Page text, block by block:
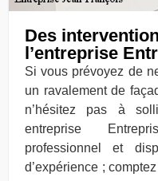
Des
l’entreprise
Si vous prévoyez de
un ravalement de
n’hésitez pas à
entreprise
professionnel et
d’expérience ;